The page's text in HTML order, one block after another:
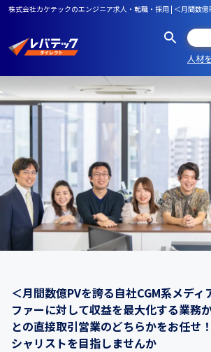
株式会社カケテックのエンジニア求人・転職・採用 | ＜月間数
人材
＜月間数億PVを誇る自社CGM系メディ
ファーに対して収益を最大化する業務
との直接取引営業のどちらかをお任せ
シャリストを目指しませんか